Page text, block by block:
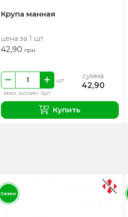
Крупа манная
цена за 1 шт
42,90 грн
мин. колич. 1шт
шт сумма
42,90
Купить
Сезон